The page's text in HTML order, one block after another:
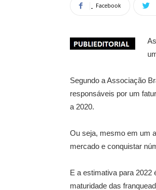
Facebook
As
Segundo a Associação
responsáveis por um
a 2020.
Ou seja, mesmo em um
mercado e conquistar
E a estimativa para 2022
maturidade das